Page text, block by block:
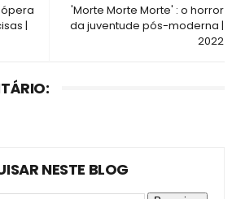
'Morte Morte Morte' : o horror
da juventude pós-moderna |
2022
|
NESTE BLOG